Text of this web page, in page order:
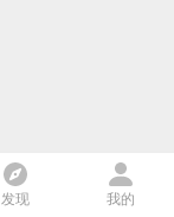
发现 我的